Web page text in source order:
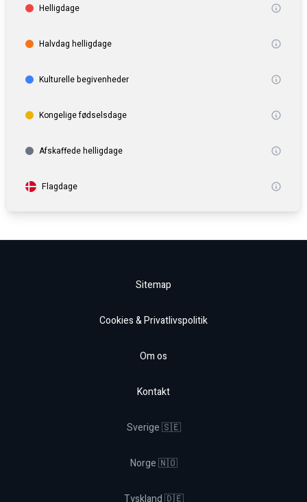
Helligdage
Halvdag helligdage
Kulturelle begivenheder
Kongelige fødselsdage
Afskaffede helligdage
Flagdage
Sitemap
Cookies & Privatlivspolitik
Om os
Kontakt
Sverige 🇸🇪
Norge 🇳🇴